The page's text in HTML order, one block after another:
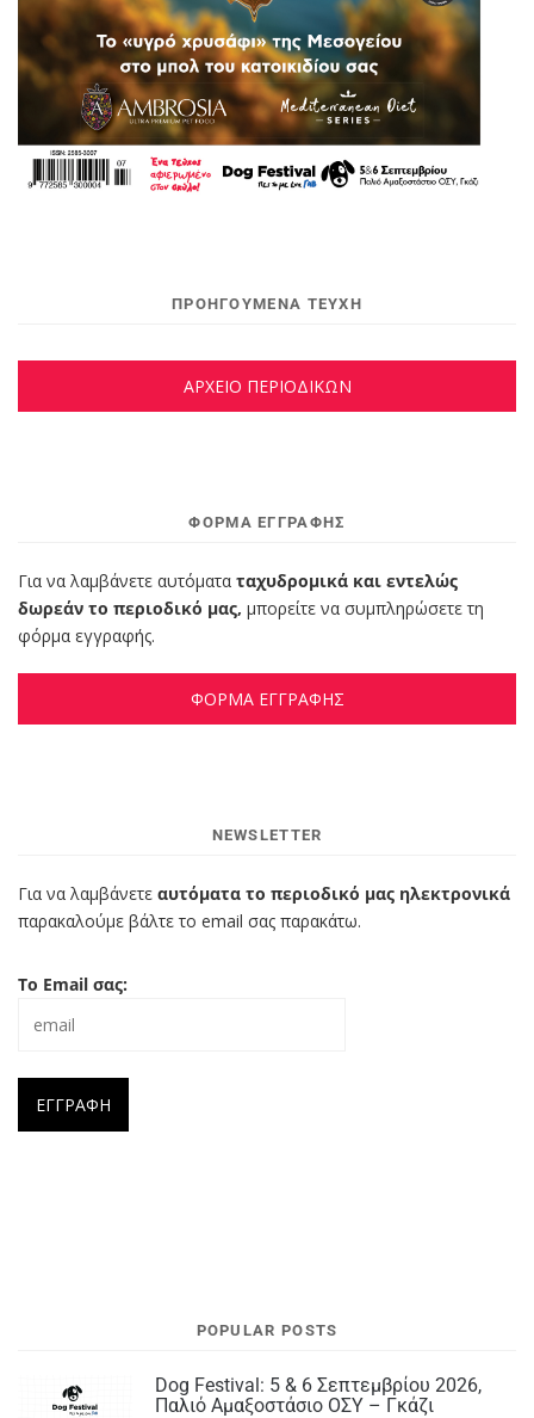
ΠΡΟΗΓΟΥΜΕΝΑ ΤΕΥΧΗ
ΑΡΧΕΙΟ ΠΕΡΙΟΔΙΚΩΝ
ΦΌΡΜΑ ΕΓΓΡΑΦΉΣ
Για να λαμβάνετε αυτόματα ταχυδρομικά και εντελώς
δωρεάν το περιοδικό μας, μπορείτε να συμπληρώσετε τη
φόρμα εγγραφής.
ΦΟΡΜΑ ΕΓΓΡΑΦΗΣ
NEWSLETTER
Για να λαμβάνετε αυτόματα το περιοδικό μας ηλεκτρονικά
παρακαλούμε βάλτε το email σας παρακάτω.
Το Email σας:
POPULAR POSTS
Dog Festival: 5 & 6 Σεπτεμβρίου 2026,
Παλιό Αμαξοστάσιο ΟΣΥ – Γκάζι